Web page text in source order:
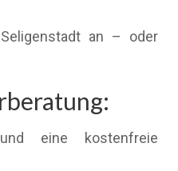
an – oder
eine kostenfreie